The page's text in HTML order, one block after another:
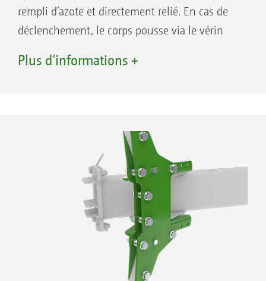
rempli d’azote et directement relié. En cas de
déclenchement, le corps pousse via le vérin
gaz est comprimé et ramène
standard avec réglage décentralisé ou en
option un réglage centralisé pour un réglage
confortable et rapide de la pression de
déclenchement de tous les corps.
Ajustement facile et simple de la force de
Plus d‘informations +